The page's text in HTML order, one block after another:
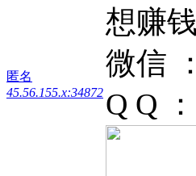
匿名
45.56.155.x:34872
想赚
微信
Q Q